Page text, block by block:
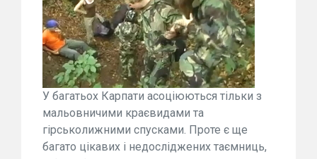
У багатьох Карпати асоціюються тільки з
мальовничими краєвидами та
гірськолижними спусками. Проте є ще
багато цікавих і недосліджених таємниць,